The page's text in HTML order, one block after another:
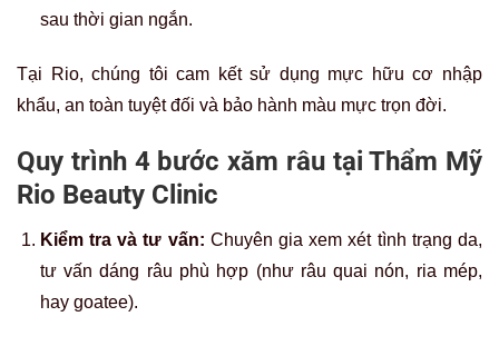
sau thời gian ngắn.
Tại Rio, chúng tôi cam kết sử dụng mực hữu cơ nhập
khẩu, an toàn tuyệt đối và bảo hành màu mực trọn đời.
Quy trình 4 bước xăm râu tại Thẩm Mỹ
Rio Beauty Clinic
Kiểm tra và tư vấn: Chuyên gia xem xét tình trạng da,
tư vấn dáng râu phù hợp (như râu quai nón, ria mép,
hay goatee).